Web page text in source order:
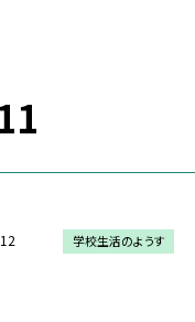
学校生活のようす